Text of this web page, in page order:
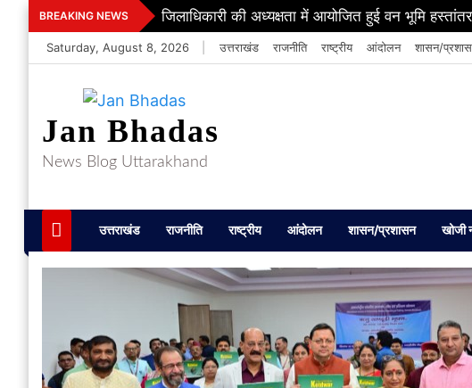
Skip
to
content
BREAKING NEWS जिलाधिकारी की अध्यक्षता में आयोजित हुई वन भूमि
Saturday, August 8, 2026 उत्तराखंड राजनीति राष्ट्रीय आंदोलन शासन/
Jan Bhadas
News Blog Uttarakhand
उत्तराखंड राजनीति राष्ट्रीय आंदोलन शासन/प्रशासन खोजी